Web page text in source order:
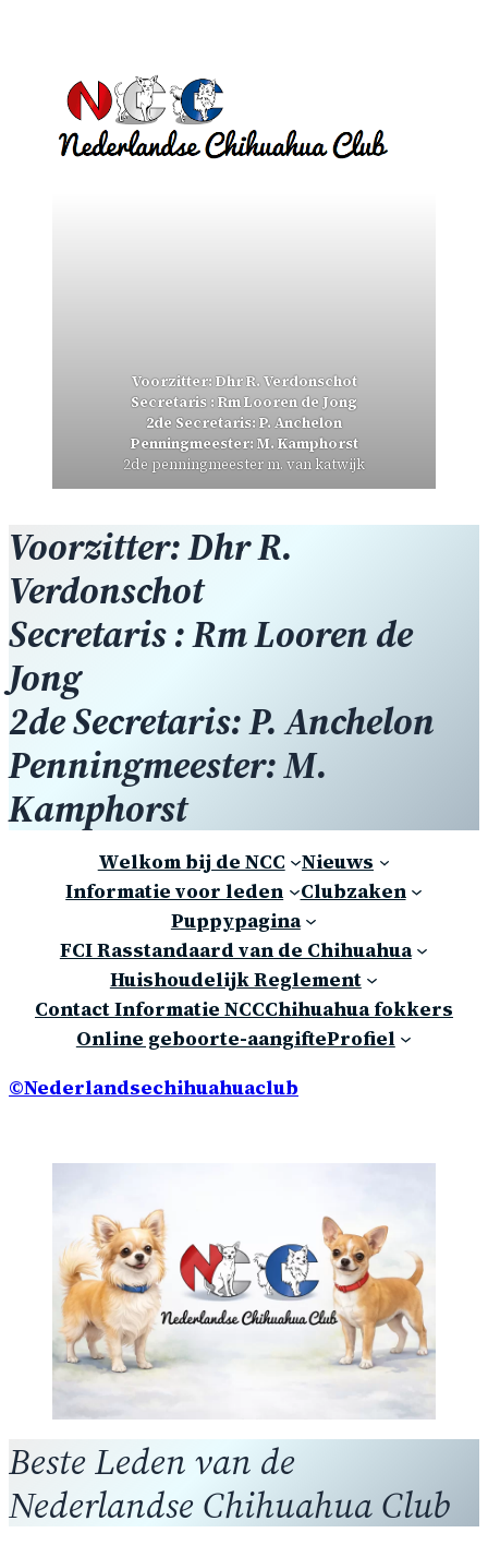
Voorzitter: Dhr R. Verdonschot
Secretaris : Rm Looren de Jong
2de Secretaris: P. Anchelon
Penningmeester: M. Kamphorst
2de penningmeester m. van katwijk
Voorzitter: Dhr R.
Verdonschot
Secretaris : Rm Looren de
Jong
2de Secretaris: P. Anchelon
Penningmeester: M.
Kamphorst
Welkom bij de NCC
Nieuws
Informatie voor leden
Clubzaken
Puppypagina
FCI Rasstandaard van de Chihuahua
Huishoudelijk Reglement
Contact Informatie NCCChihuahua fokkers
Online geboorte-aangifteProfiel
©Nederlandsechihuahuaclub
Beste Leden van de
Nederlandse Chihuahua Club